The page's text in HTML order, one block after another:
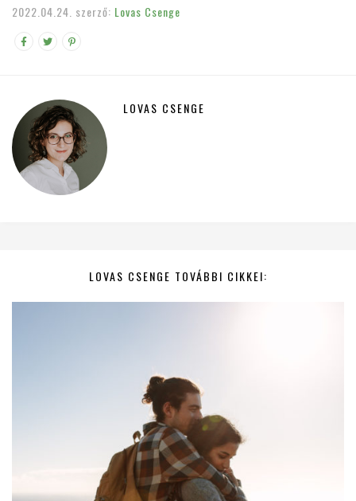
2022.04.24. szerző: Lovas Csenge
LOVAS CSENGE
LOVAS CSENGE TOVÁBBI CIKKEI: